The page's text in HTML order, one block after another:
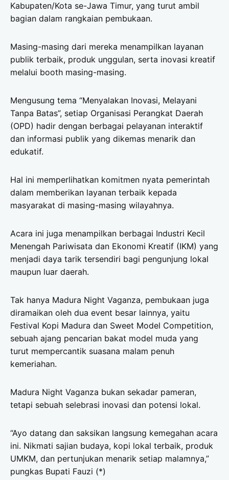
Kabupaten/Kota se-Jawa Timur, yang turut ambil
bagian dalam rangkaian pembukaan.
Masing-masing dari mereka menampilkan layanan
publik terbaik, produk unggulan, serta inovasi kreatif
melalui booth masing-masing.
Mengusung tema “Menyalakan Inovasi, Melayani
Tanpa Batas”, setiap Organisasi Perangkat Daerah
(OPD) hadir dengan berbagai pelayanan interaktif
dan informasi publik yang dikemas menarik dan
edukatif.
Hal ini memperlihatkan komitmen nyata pemerintah
dalam memberikan layanan terbaik kepada
masyarakat di masing-masing wilayahnya.
Acara ini juga menampilkan berbagai Industri Kecil
Menengah Pariwisata dan Ekonomi Kreatif (IKM) yang
menjadi daya tarik tersendiri bagi pengunjung lokal
maupun luar daerah.
Tak hanya Madura Night Vaganza, pembukaan juga
diramaikan oleh dua event besar lainnya, yaitu
Festival Kopi Madura dan Sweet Model Competition,
sebuah ajang pencarian bakat model muda yang
turut mempercantik suasana malam penuh
kemeriahan.
Madura Night Vaganza bukan sekadar pameran,
tetapi sebuah selebrasi inovasi dan potensi lokal.
“Ayo datang dan saksikan langsung kemegahan acara
ini. Nikmati sajian budaya, kopi lokal terbaik, produk
UMKM, dan pertunjukan menarik setiap malamnya,”
pungkas Bupati Fauzi (*)